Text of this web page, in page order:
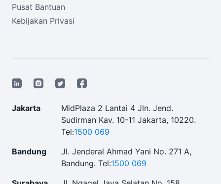
Pusat Bantuan
Kebijakan Privasi
Jakarta
MidPlaza 2 Lantai 4 Jln. Jend.
Sudirman Kav. 10-11 Jakarta, 10220.
Tel:1500 069
Bandung
Jl. Jenderal Ahmad Yani No. 271 A,
Bandung. Tel:1500 069